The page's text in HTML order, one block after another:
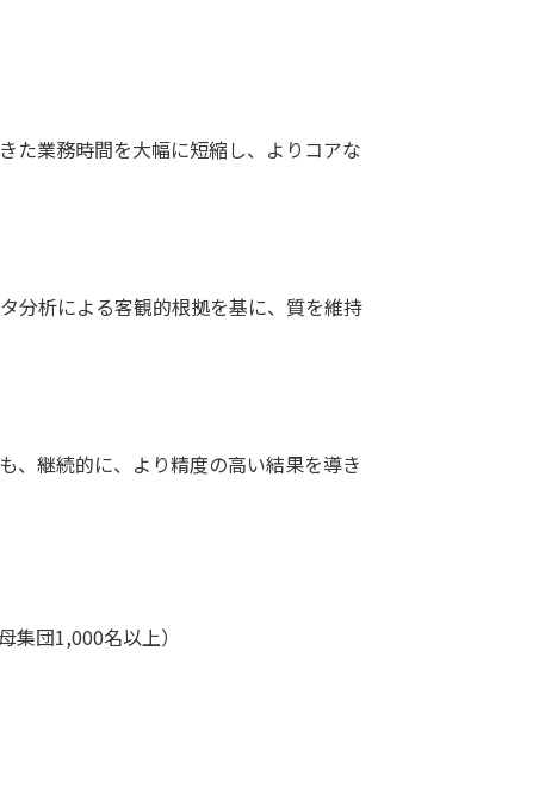
た業務時間を大幅に短縮し、よりコアな
分析による客観的根拠を基に、質を維持
、継続的に、より精度の高い結果を導き
団1,000名以上）